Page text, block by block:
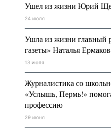
Ушел из жизни Юрий
24 июля
Ушла из жизни главный
газеты» Наталья
13 июля
Журналистика со
«Услышь, Пермь!»
профессию
29 июня